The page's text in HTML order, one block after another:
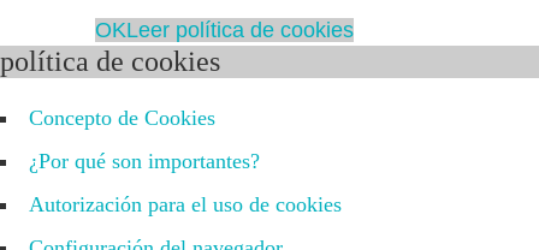
OKLeer política de cookies
política de cookies
Concepto de Cookies
¿Por qué son importantes?
Autorización para el uso de cookies